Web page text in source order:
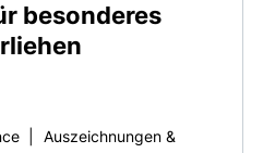
besonderes
Auszeichnungen &